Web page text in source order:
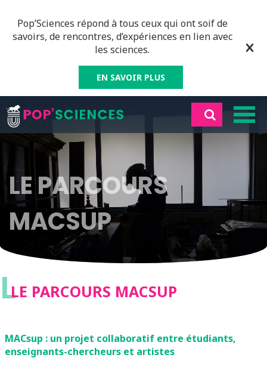
Pop’Sciences répond à tous ceux qui ont soif de
savoirs, de rencontres, d’expériences en lien avec
les sciences.
EN SAVOIR PLUS
LE PARCOURS
MACSUP
LLE PARCOURS MACSUP
MACsup : un projet collaboratif entre étudiants,
enseignants-chercheurs et artistes